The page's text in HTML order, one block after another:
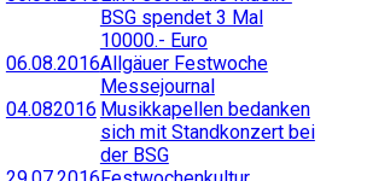
BSG spendet 3 Mal
10000.- Euro
06.08.2016Allgäuer Festwoche
Messejournal
04.082016 Musikkapellen bedanken
sich mit Standkonzert bei
der BSG